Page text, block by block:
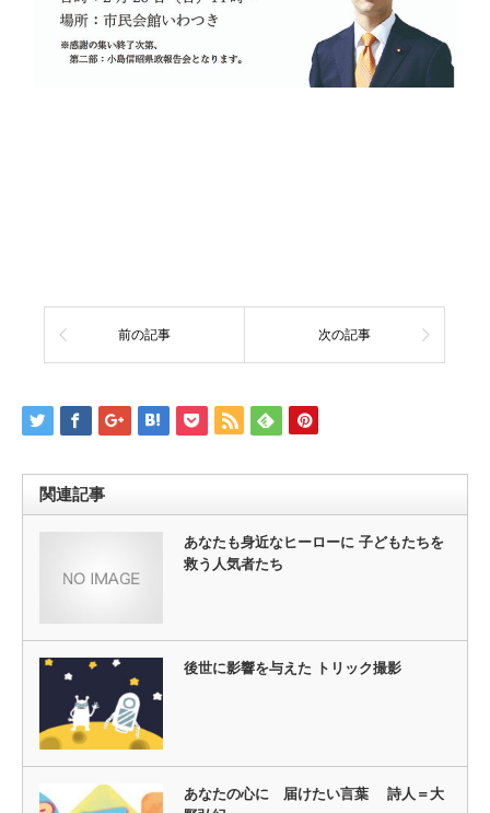
前の記事 次の記事
関連記事
あなたも身近なヒーローに 子どもたちを
救う人気者たち
後世に影響を与えた トリック撮影
あなたの心に 届けたい言葉 詩人＝大